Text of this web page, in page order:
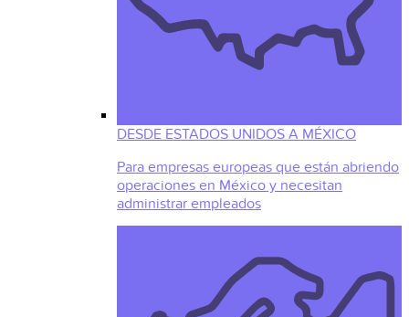
DESDE ESTADOS UNIDOS A MÉXICO
Para empresas europeas que están abriendo
operaciones en México y necesitan
administrar empleados